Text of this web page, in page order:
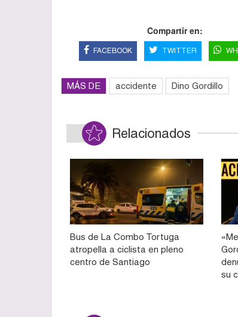
Compartir en:
FACEBOOK TWITTER
MÁS DE accidente Dino Gordillo
Relacionados
Bus de La Combo Tortuga
atropella a ciclista en pleno
centro de Santiago
su